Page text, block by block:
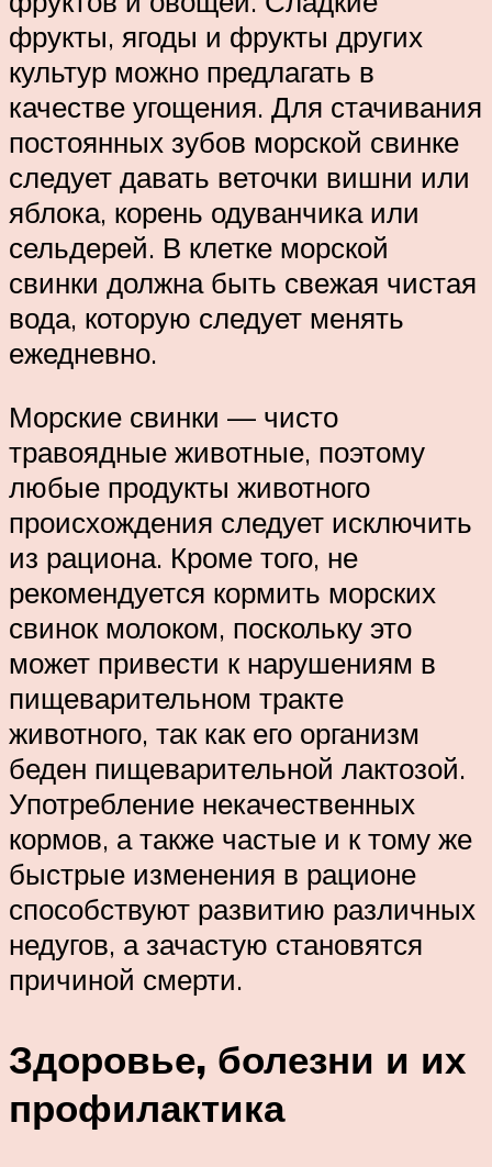
фрукты, ягоды и фрукты других
культур можно предлагать в
качестве угощения. Для стачивания
постоянных зубов морской свинке
следует давать веточки вишни или
яблока, корень одуванчика или
сельдерей. В клетке морской
свинки должна быть свежая чистая
вода, которую следует менять
ежедневно.
Морские свинки — чисто
травоядные животные, поэтому
любые продукты животного
происхождения следует исключить
из рациона. Кроме того, не
рекомендуется кормить морских
свинок молоком, поскольку это
может привести к нарушениям в
пищеварительном тракте
животного, так как его организм
беден пищеварительной лактозой.
Употребление некачественных
кормов, а также частые и к тому же
быстрые изменения в рационе
способствуют развитию различных
недугов, а зачастую становятся
причиной смерти.
Здоровье, болезни и их
профилактика